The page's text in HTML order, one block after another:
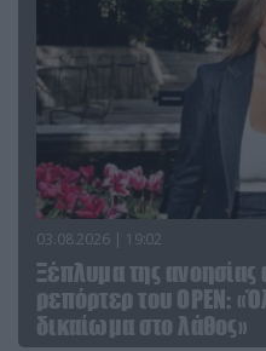
03.08.2026 | 19:02
Ξέπλυμα της ανοησίας
ρεπόρτερ του ΟΡΕΝ:
δικαίωμα στο λάθος»